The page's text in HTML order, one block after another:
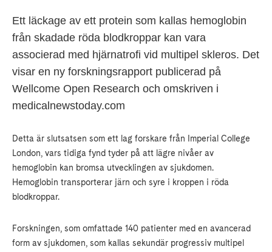
Ett läckage av ett protein som kallas hemoglobin
från skadade röda blodkroppar kan vara
associerad med hjärnatrofi vid multipel skleros. Det
visar en ny forskningsrapport publicerad på
Wellcome Open Research och omskriven i
medicalnewstoday.com
Detta är slutsatsen som ett lag forskare från Imperial College
London, vars tidiga fynd tyder på att lägre nivåer av
hemoglobin kan bromsa utvecklingen av sjukdomen.
Hemoglobin transporterar järn och syre i kroppen i röda
blodkroppar.
Forskningen, som omfattade 140 patienter med en avancerad
form av sjukdomen, som kallas sekundär progressiv multipel